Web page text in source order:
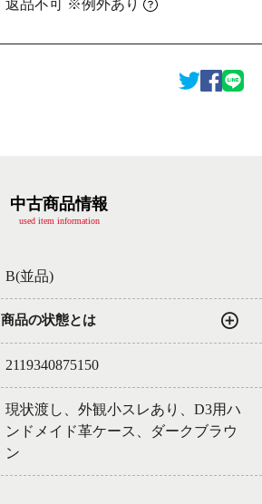
返品不可 ※例外あり
中古商品情報
used item information
B(並品)
商品の状態とは
2119340875150
現状渡し、外観小スレあり、D3用ハ
ンドメイド革ケース、ダークブラウ
ン